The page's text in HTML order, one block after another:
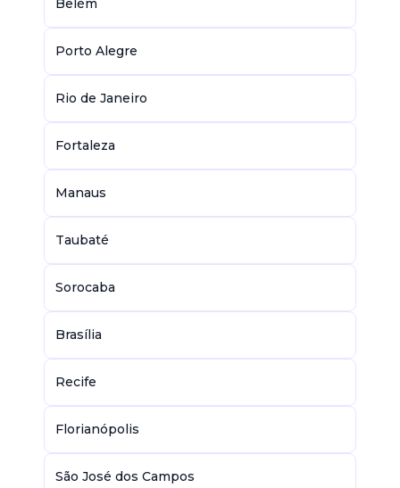
Belém
Porto Alegre
Rio de Janeiro
Fortaleza
Manaus
Taubaté
Sorocaba
Brasília
Recife
Florianópolis
São José dos Campos